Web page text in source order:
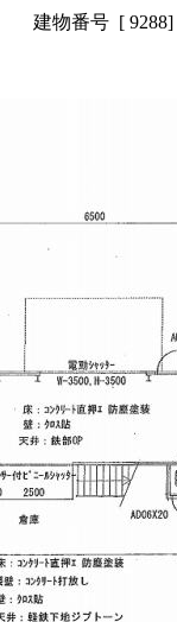
建物番号 [